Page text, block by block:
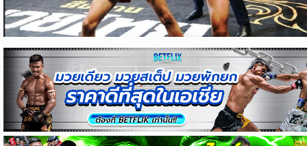
ข่าว
NFL
คอ
ลัม
นิ
สต์